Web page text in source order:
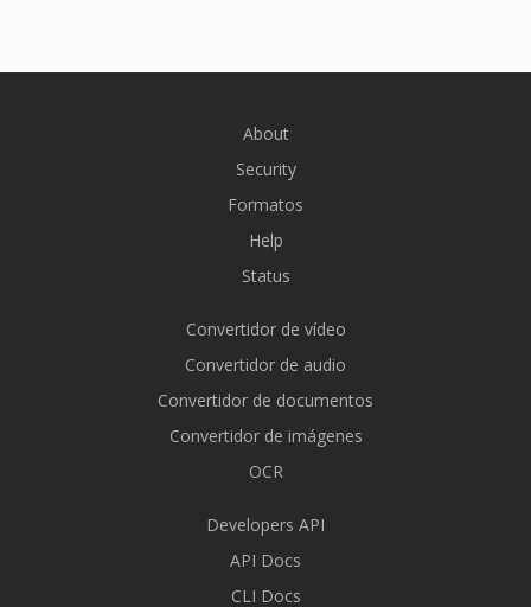
About
Security
Formatos
Help
Status
Convertidor de vídeo
Convertidor de audio
Convertidor de documentos
Convertidor de imágenes
OCR
Developers API
API Docs
CLI Docs